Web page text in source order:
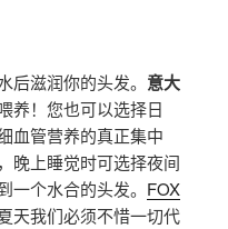
后滋润你的头发。 意大
养！您也可以选择日
血管营养的真正集中
晚上睡觉时可选择夜间
一个水合的头发。 FOX
天我们必须不惜一切代